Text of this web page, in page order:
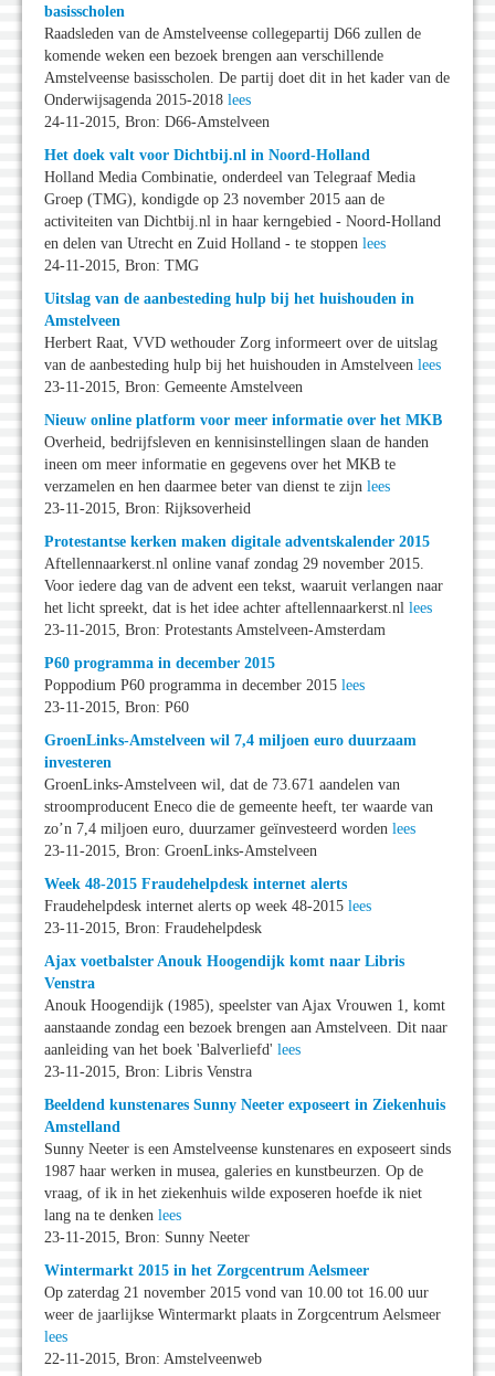
basisscholen
Raadsleden van de Amstelveense collegepartij D66 zullen de
komende weken een bezoek brengen aan verschillende
Amstelveense basisscholen. De partij doet dit in het kader van de
Onderwijsagenda 2015-2018 lees
24-11-2015, Bron: D66-Amstelveen
Het doek valt voor Dichtbij.nl in Noord-Holland
Holland Media Combinatie, onderdeel van Telegraaf Media
Groep (TMG), kondigde op 23 november 2015 aan de
activiteiten van Dichtbij.nl in haar kerngebied - Noord-Holland
en delen van Utrecht en Zuid Holland - te stoppen lees
24-11-2015, Bron: TMG
Uitslag van de aanbesteding hulp bij het huishouden in
Amstelveen
Herbert Raat, VVD wethouder Zorg informeert over de uitslag
van de aanbesteding hulp bij het huishouden in Amstelveen lees
23-11-2015, Bron: Gemeente Amstelveen
Nieuw online platform voor meer informatie over het MKB
Overheid, bedrijfsleven en kennisinstellingen slaan de handen
ineen om meer informatie en gegevens over het MKB te
verzamelen en hen daarmee beter van dienst te zijn lees
23-11-2015, Bron: Rijksoverheid
Protestantse kerken maken digitale adventskalender 2015
Aftellennaarkerst.nl online vanaf zondag 29 november 2015.
Voor iedere dag van de advent een tekst, waaruit verlangen naar
het licht spreekt, dat is het idee achter aftellennaarkerst.nl lees
23-11-2015, Bron: Protestants Amstelveen-Amsterdam
P60 programma in december 2015
Poppodium P60 programma in december 2015 lees
23-11-2015, Bron: P60
GroenLinks-Amstelveen wil 7,4 miljoen euro duurzaam
investeren
GroenLinks-Amstelveen wil, dat de 73.671 aandelen van
stroomproducent Eneco die de gemeente heeft, ter waarde van
zo’n 7,4 miljoen euro, duurzamer geïnvesteerd worden lees
23-11-2015, Bron: GroenLinks-Amstelveen
Week 48-2015 Fraudehelpdesk internet alerts
Fraudehelpdesk internet alerts op week 48-2015 lees
23-11-2015, Bron: Fraudehelpdesk
Ajax voetbalster Anouk Hoogendijk komt naar Libris
Venstra
Anouk Hoogendijk (1985), speelster van Ajax Vrouwen 1, komt
aanstaande zondag een bezoek brengen aan Amstelveen. Dit naar
aanleiding van het boek 'Balverliefd' lees
23-11-2015, Bron: Libris Venstra
Beeldend kunstenares Sunny Neeter exposeert in Ziekenhuis
Amstelland
Sunny Neeter is een Amstelveense kunstenares en exposeert sinds
1987 haar werken in musea, galeries en kunstbeurzen. Op de
vraag, of ik in het ziekenhuis wilde exposeren hoefde ik niet
lang na te denken lees
23-11-2015, Bron: Sunny Neeter
Wintermarkt 2015 in het Zorgcentrum Aelsmeer
Op zaterdag 21 november 2015 vond van 10.00 tot 16.00 uur
weer de jaarlijkse Wintermarkt plaats in Zorgcentrum Aelsmeer
lees
22-11-2015, Bron: Amstelveenweb